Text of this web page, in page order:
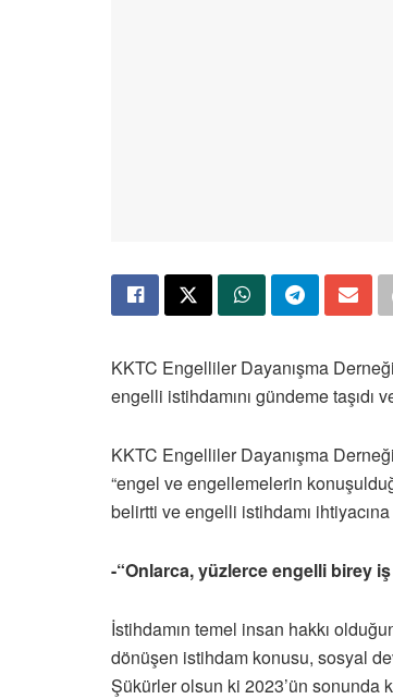
KKTC Engelliler Dayanışma
engelli istihdamını gündeme taşıdı
KKTC Engelliler Dayanışma
“engel ve engellemelerin
belirtti ve engelli istihdamı
-“Onlarca, yüzlerce engelli birey
İstihdamın temel insan hakkı
dönüşen istihdam konusu, sosyal
Şükürler olsun ki 2023’ün sonunda